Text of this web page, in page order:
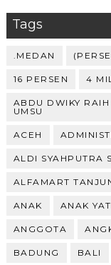
Tags
.MEDAN
16 PERSEN 4
ABDU DWIKY
UMSU
ACEH
ALDI SYAHPUTRA
ALFAMART
ANAK ANAK
ANGGOTA
BADUNG BALI